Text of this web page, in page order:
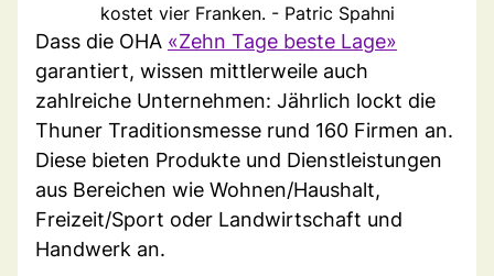
kostet vier Franken. - Patric Spahni
Dass die OHA «Zehn Tage beste Lage»
garantiert, wissen mittlerweile auch
zahlreiche Unternehmen: Jährlich lockt die
Thuner Traditionsmesse rund 160 Firmen an.
Diese bieten Produkte und Dienstleistungen
aus Bereichen wie Wohnen/Haushalt,
Freizeit/Sport oder Landwirtschaft und
Handwerk an.